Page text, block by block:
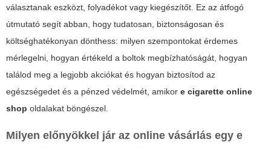
választanak eszközt, folyadékot vagy kiegészítőt. Ez az átfogó
útmutató segít abban, hogy tudatosan, biztonságosan és
költséghatékonyan dönthess: milyen szempontokat érdemes
mérlegelni, hogyan értékeld a boltok megbízhatóságát, hogyan
találod meg a legjobb akciókat és hogyan biztosítod az
egészségedet és a pénzed védelmét, amikor e cigarette online
shop oldalakat böngészel.
Milyen előnyökkel jár az online vásárlás egy e